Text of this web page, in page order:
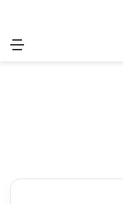
Menu